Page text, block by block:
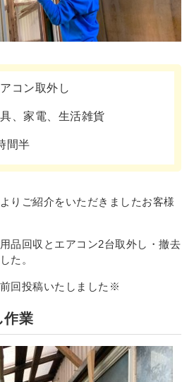
コン取外し
、家電、生活雑貨
間半
りご紹介をいただきましたお客様
品回収とエアコン2台取外し・撤去
た。
回投稿いたしました※
作業